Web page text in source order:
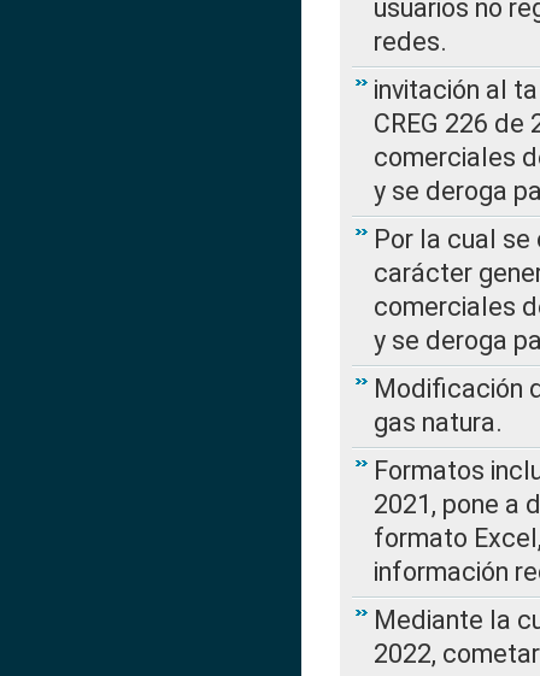
usuarios no
redes.
invitación al
CREG 226
comerciales
y se deroga
Por la cual
carácter
comerciales
y se deroga
Modificación
gas natura.
Formatos
2021, pone a
formato
información
Mediante la
2022,